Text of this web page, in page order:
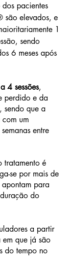
pacientes
são elevados, e
1
sendo
6 meses após
4 sessões,
perdido e da
sendo que a
um
entre
tratamento é
se por mais de
apontam para
do
a partir
que já são
do tempo no